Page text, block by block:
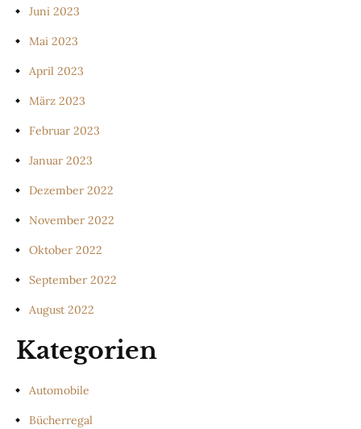
Juni 2023
Mai 2023
April 2023
März 2023
Februar 2023
Januar 2023
Dezember 2022
November 2022
Oktober 2022
September 2022
August 2022
Kategorien
Automobile
Bücherregal